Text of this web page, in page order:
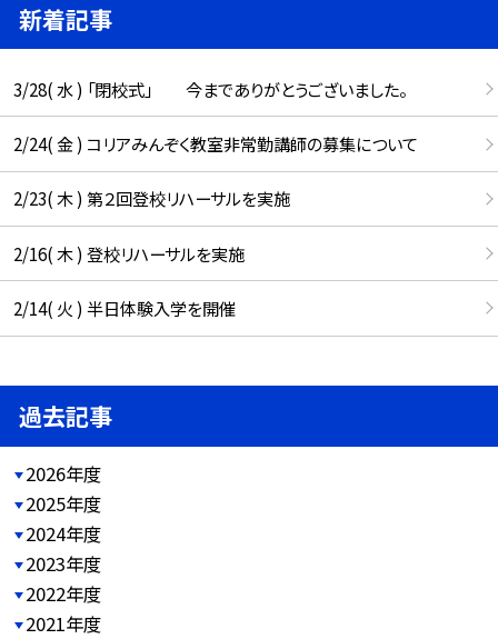
新着記事
3/28( 水 ) 「閉校式」 今までありがとうございました。
2/24( 金 ) コリアみんぞく教室非常勤講師の募集について
2/23( 木 ) 第２回登校リハーサルを実施
2/16( 木 ) 登校リハーサルを実施
2/14( 火 ) 半日体験入学を開催
過去記事
2026年度
2025年度
2024年度
2023年度
2022年度
2021年度